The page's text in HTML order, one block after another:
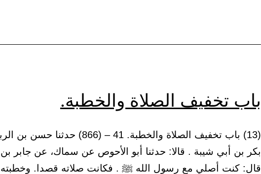
باب تخفيف الصلاة والخطبة.
(13) باب تخفيف الصلاة والخطبة. 41 – (866) حدثنا
بكر بن أبي شيبة . قالا: حدثنا أبو الأحوص عن سماك، عن جابر
قال: كنت أصلي مع رسول الله ﷺ . فكانت صلاته قصدا.